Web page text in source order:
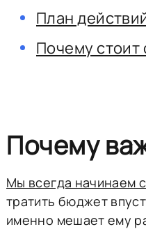
План
Почему стоит
Почему
Мы всегда начинаем
тратить бюджет
именно мешает ему